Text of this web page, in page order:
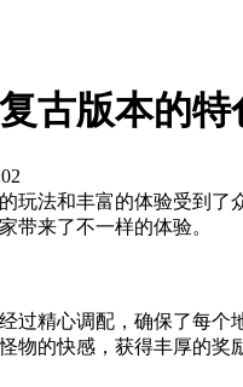
古版本的特
玩法和丰富的体验受到
带来了不一样的体验。
过精心调配，确保了每
物的快感，获得丰厚的奖